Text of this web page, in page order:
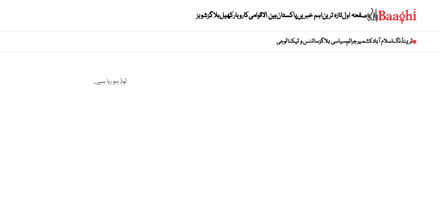
صفحہ اولتازہ تریناہم خبریںپاکستانبین الاقوامیکاروبارکھیلبلاگزشوبز
ٹرینڈنگاسلام آبادکشمیرجرائمسیاسی بلاگزسائنس و ٹیکنالوجی
لوڈ ہو رہا ہے...